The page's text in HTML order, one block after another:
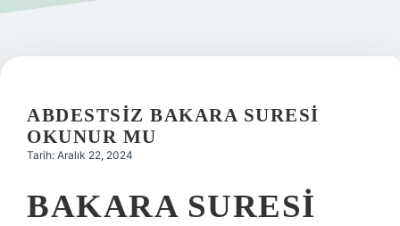
Gizlilik
Hakkımızda
ABDESTSIZ BAKARA SURESI
OKUNUR MU
Tarih: Aralık 22, 2024
BAKARA SURESI